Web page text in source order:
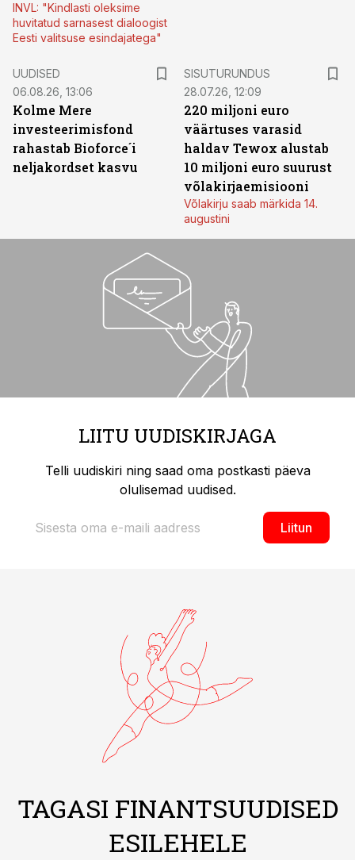
INVL: "Kindlasti oleksime
huvitatud sarnasest dialoogist
Eesti valitsuse esindajatega"
UUDISED
06.08.26, 13:06
Kolme Mere
investeerimisfond
rahastab Bioforce´i
neljakordset kasvu
SISUTURUNDUS
28.07.26, 12:09
220 miljoni euro
väärtuses varasid
haldav Tewox alustab
10 miljoni euro suurust
võlakirjaemisiooni
Võlakirju saab märkida 14.
augustini
LIITU UUDISKIRJAGA
Telli uudiskiri ning saad oma postkasti päeva
olulisemad uudised.
Liitun
TAGASI FINANTSUUDISED
ESILEHELE